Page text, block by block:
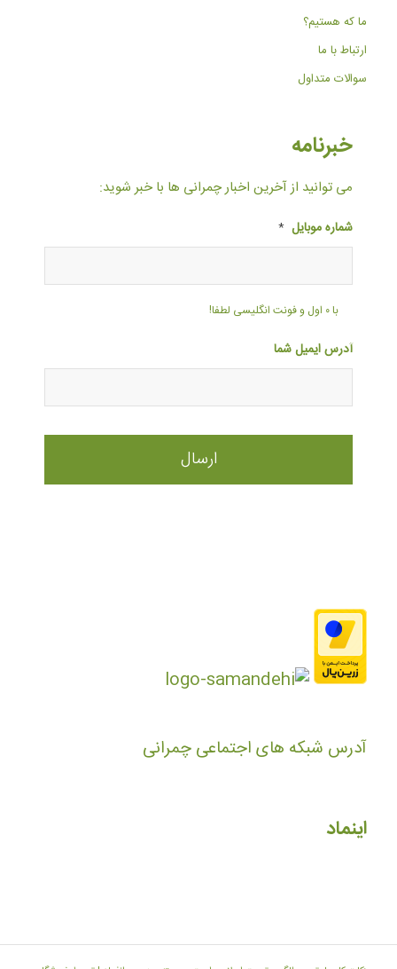
ما که هستیم؟
ارتباط با ما
سوالات متداول
خبرنامه
می توانید از آخرین اخبار چمرانی ها با خبر شوید:
شماره موبایل *
با ۰ اول و فونت انگلیسی لطفا!
آدرس ایمیل شما
آدرس شبکه های اجتماعی چمرانی
اینماد